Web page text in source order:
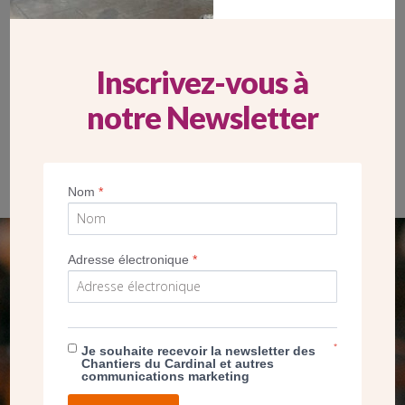
SEUL VOTRE DON
NOUS PERMET D’AGIR
FAIRE UN DON
Inscrivez-vous à
notre Newsletter
Nom*
Adresse électronique*
Je souhaite recevoir la newsletter des
Chantiers du Cardinal et autres
communications marketing
*